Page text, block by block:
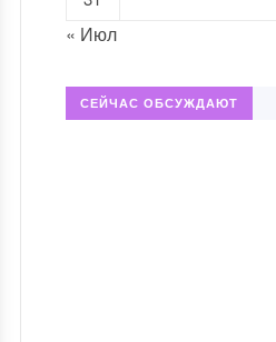
« Июл
СЕЙЧАС ОБСУЖДАЮТ